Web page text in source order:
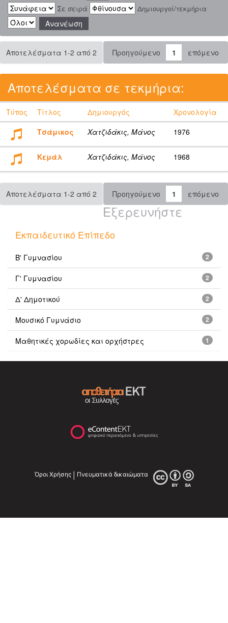
Σε σειρά
Δημιουργοί/τεκμήρια
Αποτελέσματα 1-2 από 2 Προηγούμενο 1 επόμενο
Αποτελέσματα σε τεκμήρια:
Τύπος Τίτλος Δημιουργός
Χρονολογία
Τσάμικος
Χατζιδάκις, Μάνος 1976
Κεμάλ Χατζιδάκις, Μάνος 1968
Αποτελέσματα 1-2 από 2 Προηγούμενο 1 επόμενο
Εξερευνήστε
Εκπαιδευτικό Επίπεδο
2
Β' Γυμνασίου
2
Γ' Γυμνασίου
2
Δ' Δημοτικού
2
Μουσικό Γυμνάσιο
1
Μαθητικές χορωδίες και ορχήστρες